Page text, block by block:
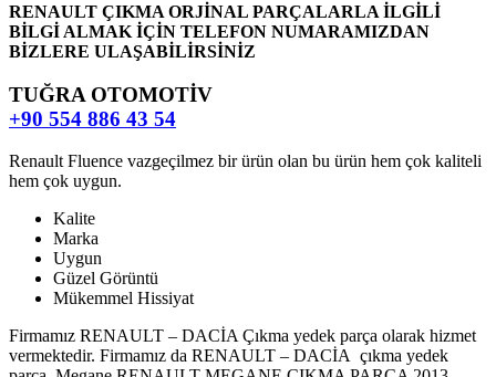
RENAULT ÇIKMA ORJİNAL PARÇALARLA İLGİLİ
BİLGİ ALMAK İÇİN TELEFON NUMARAMIZDAN
BİZLERE ULAŞABİLİRSİNİZ
TUĞRA OTOMOTİV
+90 554 886 43 54
Renault Fluence vazgeçilmez bir ürün olan bu ürün hem çok kaliteli
hem çok uygun.
Kalite
Marka
Uygun
Güzel Görüntü
Mükemmel Hissiyat
Firmamız RENAULT – DACİA Çıkma yedek parça olarak hizmet
vermektedir. Firmamız da RENAULT – DACİA çıkma yedek